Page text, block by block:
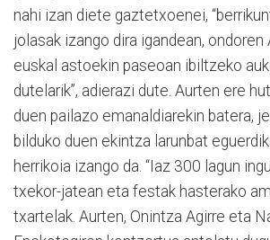
nahi izan diete gaztetxoenei,
jolasak izango dira igandean,
euskal astoekin paseoan ibiltzeko
dutelarik”, adierazi dute. Aurten ere
duen pailazo emanaldiarekin batera,
bilduko duen ekintza larunbat
herrikoia izango da. “Iaz 300 lagun
txekor-jatean eta festak hasterako
txartelak. Aurten, Onintza Agirre eta